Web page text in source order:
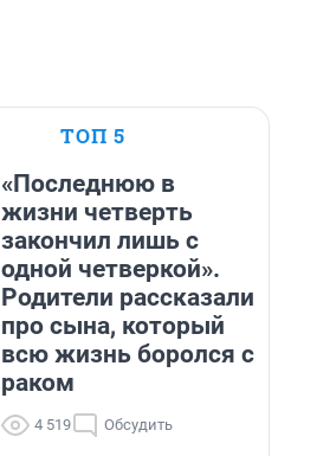
ТОП 5
«Последнюю в
жизни четверть
закончил лишь с
одной четверкой».
Родители рассказали
про сына, который
всю жизнь боролся с
раком
4 519 Обсудить